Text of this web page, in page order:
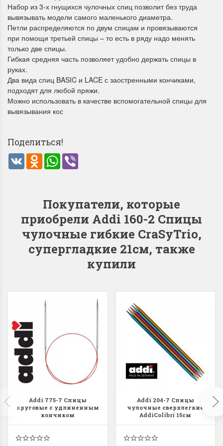
Набор из 3-х гнущихся чулочных спиц позволит без труда
вывязывать модели самого маленького диаметра.
Петли распределяются по двум спицам и провязываются
при помощи третьей спицы – то есть в ряду надо менять
только две спицы.
Гибкая средняя часть позволяет удобно держать спицы в
руках.
Два вида спиц BASIC и LACE с заостренными кончиками,
подходят для любой пряжи.
Можно использовать в качестве вспомогательной спицы для
вывязывания кос
Поделиться!
VK Odnoklassniki
WhatsApp
Покупатели, которые
приобрели Addi 160-2 Спицы
чулочные гибкие CraSyTrio,
супергладкие 21см, также
купили
Addi 775-7 Спицы
круговые с удлиненным
кончиком
Addi 204-7 Спицы
чулочные сверхлегкие
AddiColibri 15см